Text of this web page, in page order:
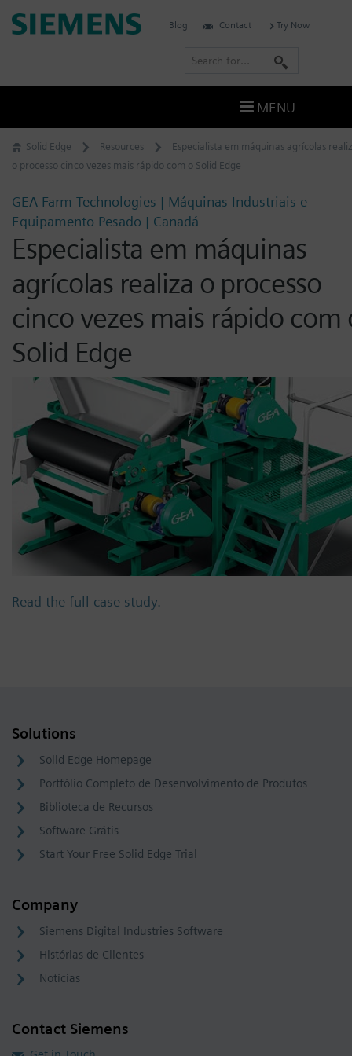
Skip
to
Solid Edge Resources
Especialista em máquinas agrícolas
o processo cinco vezes mais rápido com o Solid Edge
GEA Farm Technologies | Máquinas Industriais e
Equipamento Pesado | Canadá
Especialista em máquinas
agrícolas realiza o processo
cinco vezes mais rápido com
Solid Edge
Read the full case study.
Solutions
Solid Edge Homepage
Portfólio Completo de Desenvolvimento de Produtos
Biblioteca de Recursos
Software Grátis
Start Your Free Solid Edge Trial
Company
Siemens Digital Industries Software
Histórias de Clientes
Notícias
Contact Siemens
Siemens
Blog Contact Try Now
r
c
h
MENU